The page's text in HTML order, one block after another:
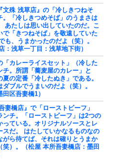
文殊 浅草店』の「冷しきつねそ
。「冷しきつめそば」のうまさは
あたしは思い出していたのだ。こ
で「きつねそば」を敬遠していた
も、うまかったのだよ（笑）。
：浅草一丁目：浅草地下街）
「カレーライスセット」（冷した
チ。所謂「蕎麦屋のカレー」と
夏の定番「冷したぬき」である。
ブルでうまいのだよ（笑）。
田区吾妻橋1）
妻橋店』で「ローストビーフ」
ンチ。「ローストビーフ」は2つの
っている。オリジナルソースとレ
スだ。 はたしていかなるものなの
がら待てば、それは確りとうまか
笑）。（松屋 本所吾妻橋店：墨田